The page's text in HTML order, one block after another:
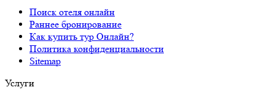
Поиск отеля онлайн
Раннее бронирование
Как купить тур Онлайн?
Политика конфиденциальности
Sitemap
Услуги